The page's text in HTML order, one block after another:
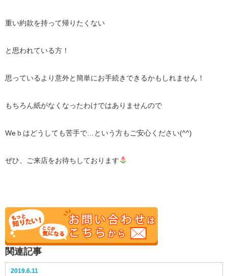
重い約款を持って帰りたくない
と思われている方！
思っているより意外と簡単にお手続きできるかもしれません！
もちろん紙がなくなったわけではありませんので
Weｂはどうしても苦手で…という方もご安心ください(^^)
ぜひ、ご来店をお待ちしております
関連記事
2019.6.11